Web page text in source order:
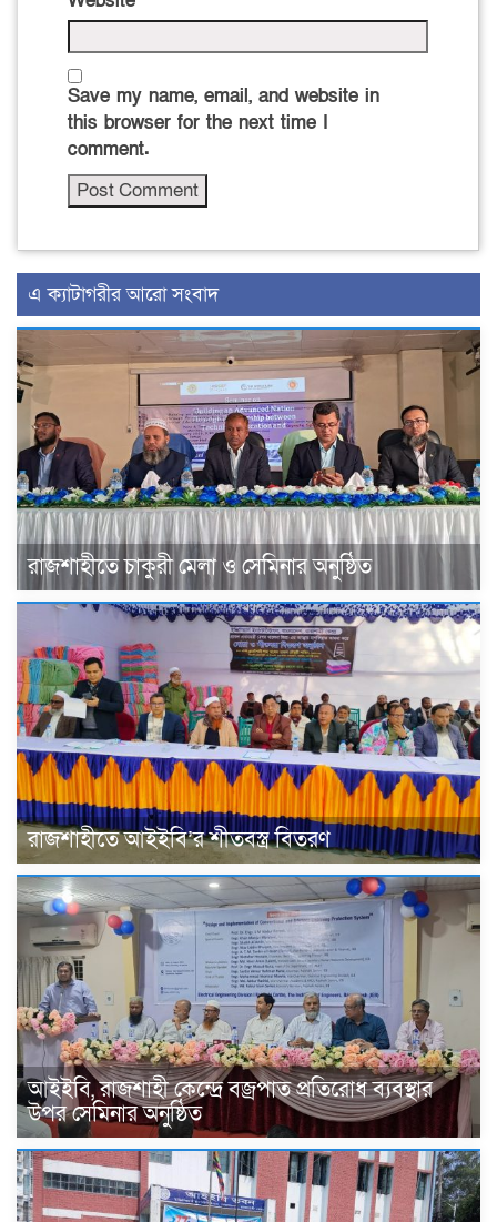
Save my name, email, and website in
this browser for the next time I
comment.
এ ক্যাটাগরীর আরো সংবাদ
রাজশাহীতে চাকুরী মেলা ও সেমিনার অনুষ্ঠিত
রাজশাহীতে আইইবি’র শীতবস্ত্র বিতরণ
আইইবি, রাজশাহী কেন্দ্রে বজ্রপাত প্রতিরোধ ব্যবস্থার
উপর সেমিনার অনুষ্ঠিত